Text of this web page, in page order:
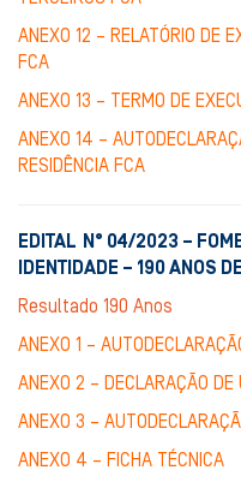
ANEXO 12 – RELATÓRIO DE
FCA
ANEXO 13 – TERMO DE
ANEXO 14 –
RESIDÊNCIA FCA
EDITAL N° 04/2023 –
IDENTIDADE – 190 ANOS
Resultado 190 Anos
ANEXO 1 –
ANEXO 2 – DECLARAÇÃO DE
ANEXO 3 –
ANEXO 4 – FICHA TÉCNICA